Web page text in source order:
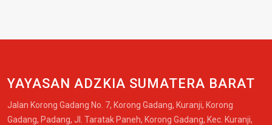
YAYASAN ADZKIA SUMATERA BARAT
Jalan Korong Gadang No. 7, Korong Gadang, Kuranji, Korong
Gadang, Padang, Jl. Taratak Paneh, Korong Gadang, Kec. Kuranji,